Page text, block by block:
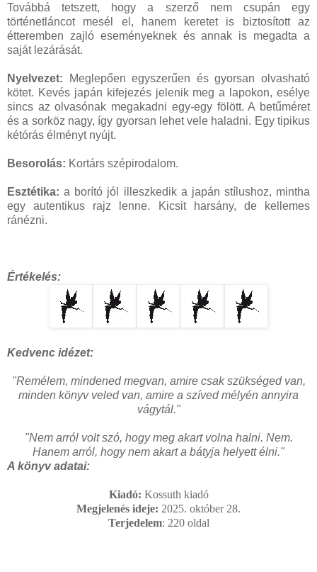
Továbbá tetszett, hogy a szerző nem csupán egy
történetláncot mesél el, hanem keretet is biztosított az
étteremben zajló eseményeknek és annak is megadta a
saját lezárását.
Nyelvezet: Meglepően egyszerűen és gyorsan olvasható
kötet. Kevés japán kifejezés jelenik meg a lapokon, esélye
sincs az olvasónak megakadni egy-egy fölött. A betűméret
és a sorköz nagy, így gyorsan lehet vele haladni. Egy tipikus
kétórás élményt nyújt.
Besorolás: Kortárs szépirodalom.
Esztétika:a borító jól illeszkedik a japán stílushoz, mintha
egy autentikus rajz lenne. Kicsit harsány, de kellemes
ránézni.
Értékelés:
Kedvenc idézet:
"Remélem, mindened megvan, amire csak szükséged van,
minden könyv veled van, amire a szíved mélyén annyira
vágytál."
"Nem arról volt szó, hogy meg akart volna halni. Nem.
Hanem arról, hogy nem akart a bátyja helyett élni."
A könyv adatai:
Kiadó: Kossuth kiadó
Megjelenés ideje: 2025. október 28.
Terjedelem: 220 oldal